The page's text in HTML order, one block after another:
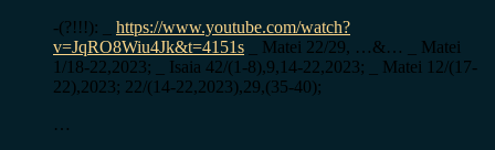
-(?!!!): _ https://www.youtube.com/watch?
v=JqRO8Wiu4Jk&t=4151s _ Matei 22/29, …&… _ Matei
1/18-22,2023; _ Isaia 42/(1-8),9,14-22,2023; _ Matei 12/(17-
22),2023; 22/(14-22,2023),29,(35-40);
…